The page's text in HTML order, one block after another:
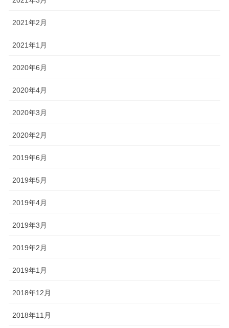
2021年2月
2021年1月
2020年6月
2020年4月
2020年3月
2020年2月
2019年6月
2019年5月
2019年4月
2019年3月
2019年2月
2019年1月
2018年12月
2018年11月